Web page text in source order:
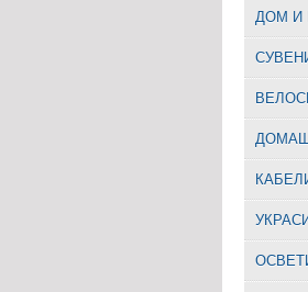
ДОМ И